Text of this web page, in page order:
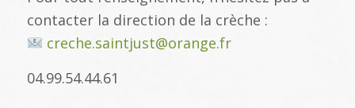
contacter la direction de la crèche :
creche.saintjust@orange.fr
04.99.54.44.61